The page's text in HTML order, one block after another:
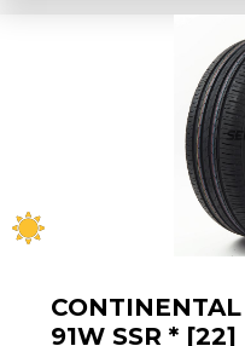
91W SSR * [22]